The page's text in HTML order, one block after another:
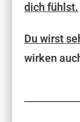
dich fühlst.
Du wirst
wirken